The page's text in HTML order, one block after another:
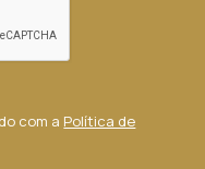
com a Política de